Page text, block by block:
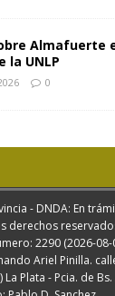
Almafuerte
la UNLP
0
- DNDA: En
derechos
2290 (2026-08-
Ariel Pinilla.
La Plata - Pcia. de